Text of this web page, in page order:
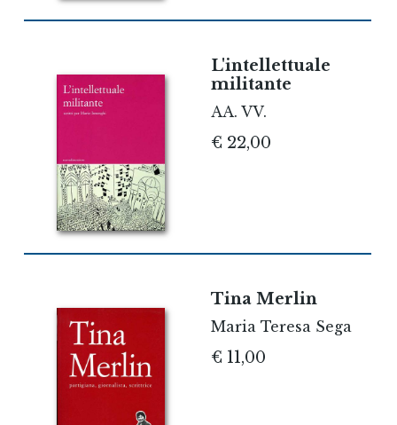
L'intellettuale
militante
AA. VV.
€ 22,00
Tina Merlin
Maria Teresa Sega
€ 11,00